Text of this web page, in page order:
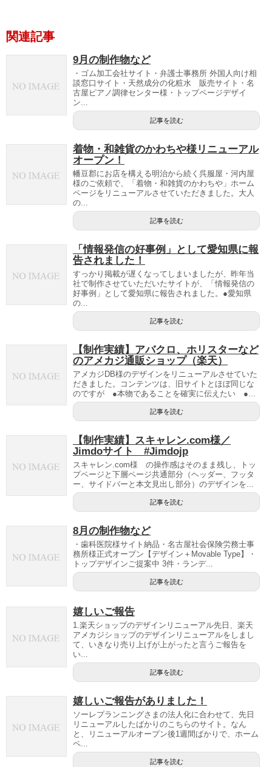
関連記事
9月の制作物など
・ゴム加工会社サイト・弁護士事務所 外国人向け相
談窓口サイト・天然成分の化粧水 販売サイト・名
古屋ピアノ調律センター様・トップページデザイ
ン...
記事を読む
着物・和雑貨のかわちや様リニューアル
オープン！
幡豆郡にお店を構える明治から続く呉服屋・河内屋
様のご依頼で、「着物・和雑貨のかわちや」ホーム
ページをリニューアルさせていただきました。大人
の...
記事を読む
「情報発信の好事例」として愛知県に報
告されました！
すっかり掲載が遅くなってしまいましたが、昨年当
社で制作させていただいたサイトが、「情報発信の
好事例」として愛知県に報告されました。●愛知県
の...
記事を読む
【制作実績】アバクロ、ホリスターなど
のアメカジ通販ショップ（楽天）
アメカジDB様のデザインをリニューアルさせていた
だきました。コンテンツは、旧サイトとほぼ同じな
のですが ●本物であることを確実に伝えたい ●...
記事を読む
【制作実績】スキャレン.com様／
Jimdoサイト #Jimdojp
スキャレン.com様 の操作感はそのまま残し、トッ
プページと下層ページ共通部分（ヘッダー、フッタ
ー、サイドバーと本文見出し部分）のデザインを...
記事を読む
8月の制作物など
・歯科医院様サイト納品・名古屋社会保険労務士事
務所様正式オープン【デザイン＋Movable Type】・
トップデザインご提案中 3件・ランデ...
記事を読む
嬉しいご報告
1.楽天ショップのデザインリニューアル先日、楽天
アメカジショップのデザインリニューアルをしまし
て、いきなり売り上げが上がったと言うご報告を
い...
記事を読む
嬉しいご報告がありました！
ソーレプランニングさまの法人化に合わせて、先日
リニューアルしたばかりのこちらのサイト。なん
と、リニューアルオープン後1週間ばかりで、ホーム
ペ...
記事を読む